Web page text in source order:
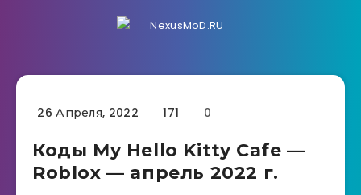
26 Апреля, 2022 171 0
Коды My Hello Kitty Cafe —
Roblox — апрель 2022 г.